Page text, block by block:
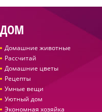
ДОМ
Домашние животные
Рассчитай
Домашние цветы
Рецепты
Умные вещи
Уютный дом
Экономная хозяйка